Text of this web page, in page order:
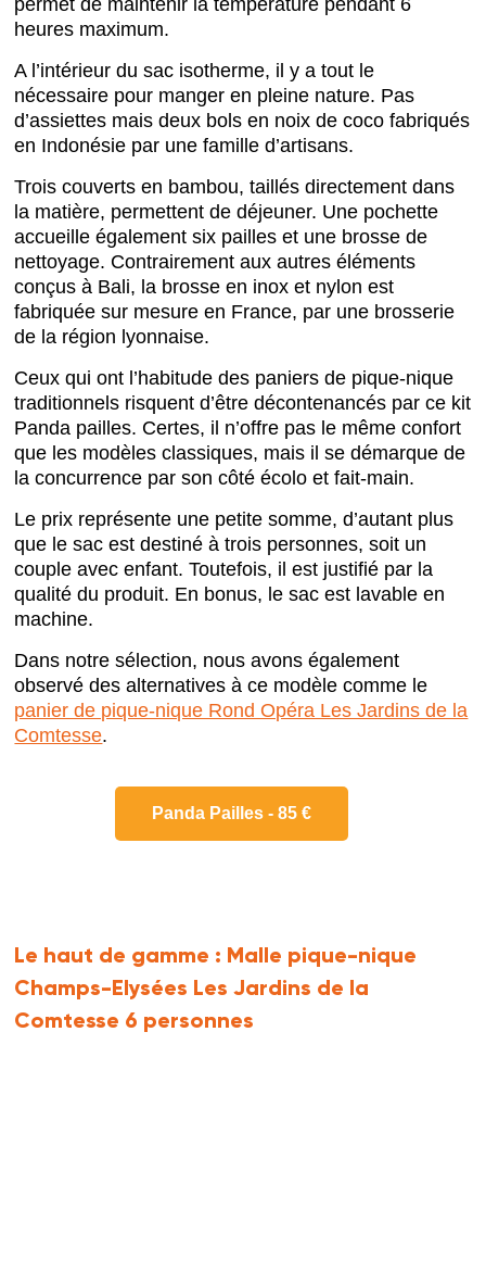
permet de maintenir la température pendant 6
heures maximum.
A l’intérieur du sac isotherme, il y a tout le
nécessaire pour manger en pleine nature. Pas
d’assiettes mais deux bols en noix de coco fabriqués
en Indonésie par une famille d’artisans.
Trois couverts en bambou, taillés directement dans
la matière, permettent de déjeuner. Une pochette
accueille également six pailles et une brosse de
nettoyage. Contrairement aux autres éléments
conçus à Bali, la brosse en inox et nylon est
fabriquée sur mesure en France, par une brosserie
de la région lyonnaise.
Ceux qui ont l’habitude des paniers de pique-nique
traditionnels risquent d’être décontenancés par ce kit
Panda pailles. Certes, il n’offre pas le même confort
que les modèles classiques, mais il se démarque de
la concurrence par son côté écolo et fait-main.
Le prix représente une petite somme, d’autant plus
que le sac est destiné à trois personnes, soit un
couple avec enfant. Toutefois, il est justifié par la
qualité du produit. En bonus, le sac est lavable en
machine.
Dans notre sélection, nous avons également
observé des alternatives à ce modèle comme le
panier de pique-nique Rond Opéra Les Jardins de la
Comtesse.
Panda Pailles - 85 €
Le haut de gamme : Malle pique-nique
Champs-Elysées Les Jardins de la
Comtesse 6 personnes